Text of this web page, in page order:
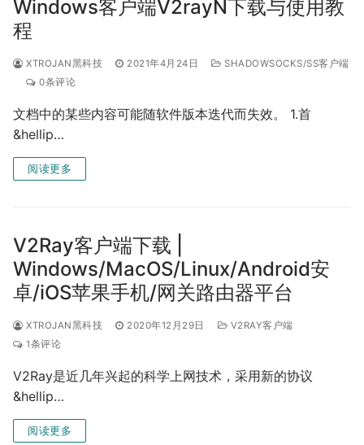
Windows客户端V2rayN下载与使用教
程
XTROJAN黑科技 2021年4月24日
SHADOWSOCKS/SS客户端
0条评论
文档中的某些内容可能随软件版本迭代而失效。 1.首
&hellip…
阅读更多
V2Ray客户端下载 |
Windows/MacOS/Linux/Android安
卓/iOS苹果手机/网关路由器平台
XTROJAN黑科技 2020年12月29日
V2RAY客户端
1条评论
V2Ray是近几年兴起的科学上网技术，采用新的协议
&hellip…
阅读更多